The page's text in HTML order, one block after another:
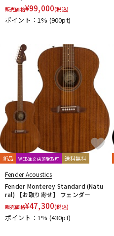
販売価格¥99,000(税込)
ポイント：1% (900pt)
新品 WEB注文店頭受取可 送料無料
Fender Acoustics
Fender Monterey Standard (Natu
ral) 【お取り寄せ】 フェンダー
販売価格¥47,300(税込)
ポイント：1% (430pt)